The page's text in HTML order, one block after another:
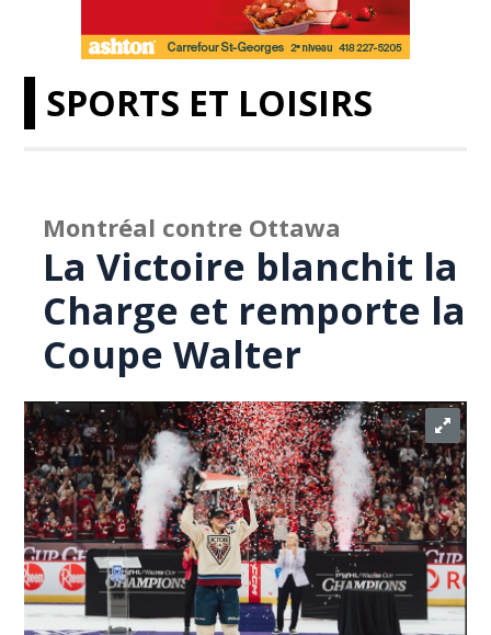
SPORTS ET LOISIRS
Montréal contre Ottawa
La Victoire blanchit la
Charge et remporte la
Coupe Walter